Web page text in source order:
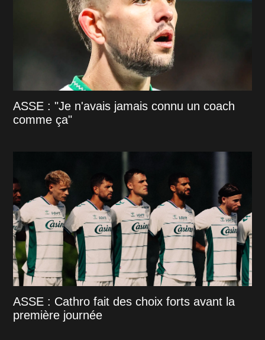
ASSE : "Je n'avais jamais connu un coach
comme ça"
ASSE : Cathro fait des choix forts avant la
première journée